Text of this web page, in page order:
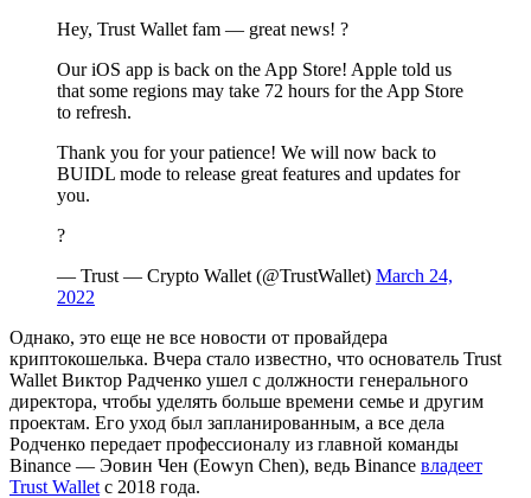
Hey, Trust Wallet fam — great news! ?
Our iOS app is back on the App Store! Apple told us
that some regions may take 72 hours for the App Store
to refresh.
Thank you for your patience! We will now back to
BUIDL mode to release great features and updates for
you.
?
— Trust — Crypto Wallet (@TrustWallet) March 24,
2022
Однако, это еще не все новости от провайдера
криптокошелька. Вчера стало известно, что основатель Trust
Wallet Виктор Радченко ушел с должности генерального
директора, чтобы уделять больше времени семье и другим
проектам. Его уход был запланированным, а все дела
Родченко передает профессионалу из главной команды
Binance — Эовин Чен (Eowyn Chen), ведь Binance владеет
Trust Wallet с 2018 года.